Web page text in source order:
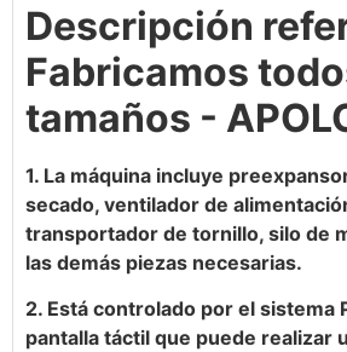
Descripción
Fabricamos
tamaños -
1. La máquina incluye
secado, ventilador de
transportador de tornillo, silo de
las demás piezas necesarias.
2. Está controlado por el sistema
pantalla táctil que puede realizar